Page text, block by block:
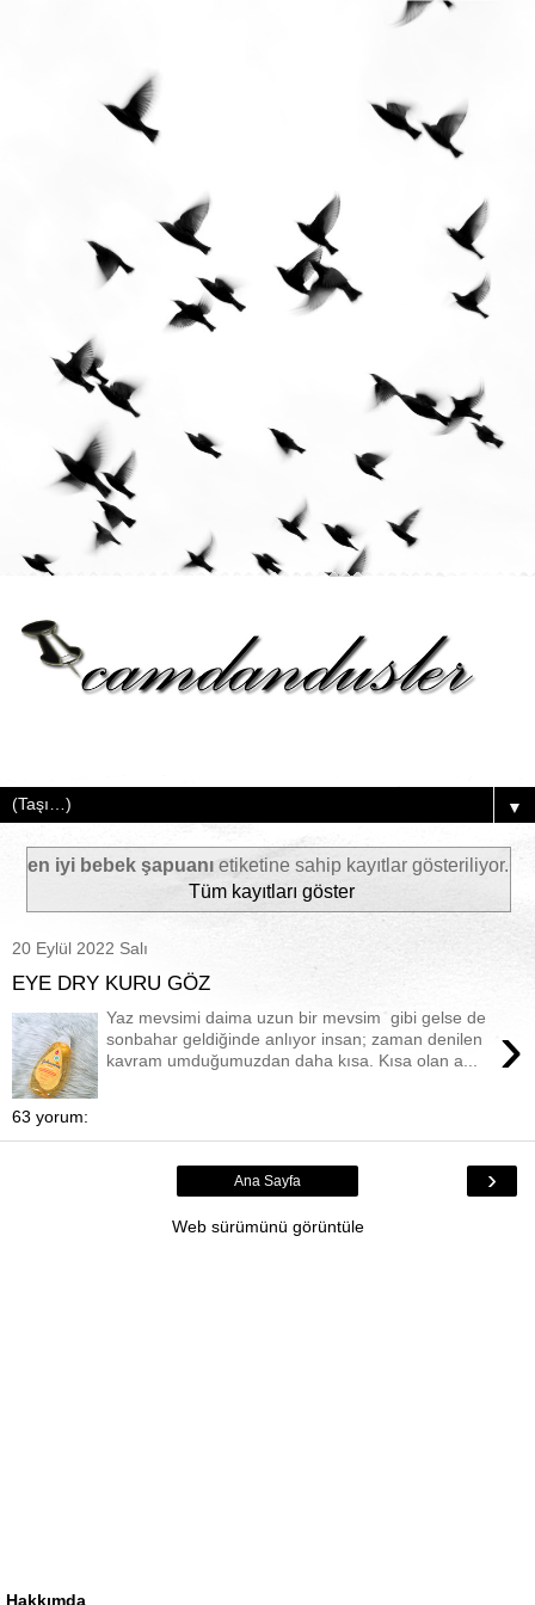
▼
en iyi bebek şapuanıetiketine sahip kayıtlar gösteriliyor.
Tüm kayıtları göster
20 Eylül 2022 Salı
EYE DRY KURU GÖZ
›
Yaz mevsimi daima uzun bir mevsim gibi gelse de
sonbahar geldiğinde anlıyor insan; zaman denilen
kavram umduğumuzdan daha kısa. Kısa olan a...
63 yorum:
›
Ana Sayfa
Web sürümünü görüntüle
Hakkımda